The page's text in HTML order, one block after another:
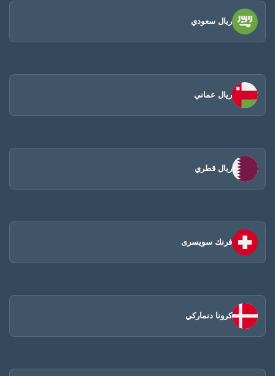
ريال سعودي
ريال عماني
ريال قطري
فرنك سويسرى
كرونا دنماركي